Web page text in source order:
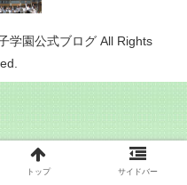
学園公式ブログ All Rights
トップ サイドバー